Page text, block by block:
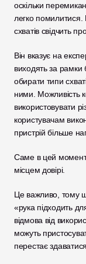
оскільки
легко
схватів свідчить
Він вказує на
виходять за рамки
обирати типи
ними. Можливість
використовувати
користувачам
пристрій більше
Саме в цей момент
місцем довірі.
Це важливо, тому
«рука підходить
відмова від
можуть
перестає